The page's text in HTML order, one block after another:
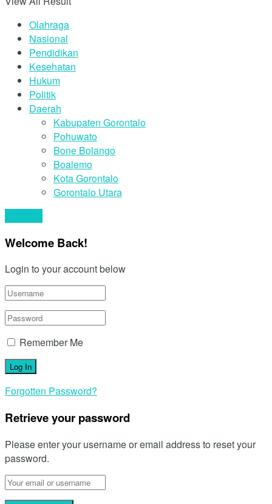
Olahraga
Nasional
Pendidikan
Kesehatan
Hukum
Politik
Daerah
Kabupaten Gorontalo
Pohuwato
Bone Bolango
Boalemo
Kota Gorontalo
Gorontalo Utara
Welcome Back!
Login to your account below
Remember Me
Forgotten Password?
Retrieve your password
Please enter your username or email address to reset your
password.